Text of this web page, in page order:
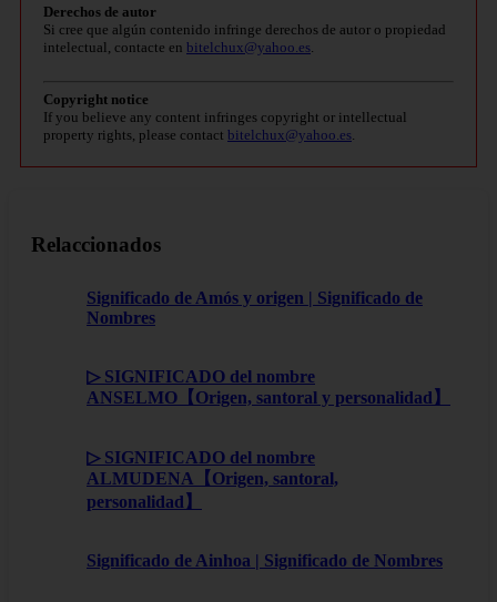
Derechos de autor
Si cree que algún contenido infringe derechos de autor o propiedad
intelectual, contacte en bitelchux@yahoo.es
Copyright notice
If you believe any content infringes copyright or intellectual
property rights, please contact bitelchux@yahoo.es
Relaccionados
Significado de Amós y origen | Significado de
Nombres
▷ SIGNIFICADO del nombre
ANSELMO【Origen, santoral y personalidad】
▷ SIGNIFICADO del nombre
ALMUDENA【Origen, santoral,
personalidad】
Significado de Ainhoa | Significado de Nombres